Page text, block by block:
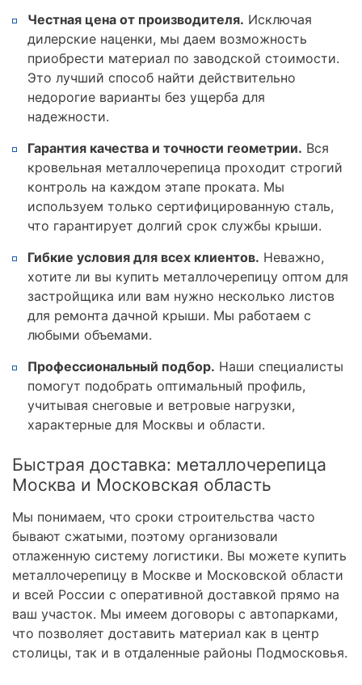
Честная цена от производителя. Исключая
дилерские наценки, мы даем возможность
приобрести материал по заводской стоимости.
Это лучший способ найти действительно
недорогие варианты без ущерба для
надежности.
Гарантия качества и точности геометрии. Вся
кровельная металлочерепица проходит строгий
контроль на каждом этапе проката. Мы
используем только сертифицированную сталь,
что гарантирует долгий срок службы крыши.
Гибкие условия для всех клиентов. Неважно,
хотите ли вы купить металлочерепицу оптом для
застройщика или вам нужно несколько листов
для ремонта дачной крыши. Мы работаем с
любыми объемами.
Профессиональный подбор. Наши специалисты
помогут подобрать оптимальный профиль,
учитывая снеговые и ветровые нагрузки,
характерные для Москвы и области.
Быстрая доставка: металлочерепица
Москва и Московская область
Мы понимаем, что сроки строительства часто
бывают сжатыми, поэтому организовали
отлаженную систему логистики. Вы можете купить
металлочерепицу в Москве и Московской области
и всей России с оперативной доставкой прямо на
ваш участок. Мы имеем договоры с автопарками,
что позволяет доставить материал как в центр
столицы, так и в отдаленные районы Подмосковья.